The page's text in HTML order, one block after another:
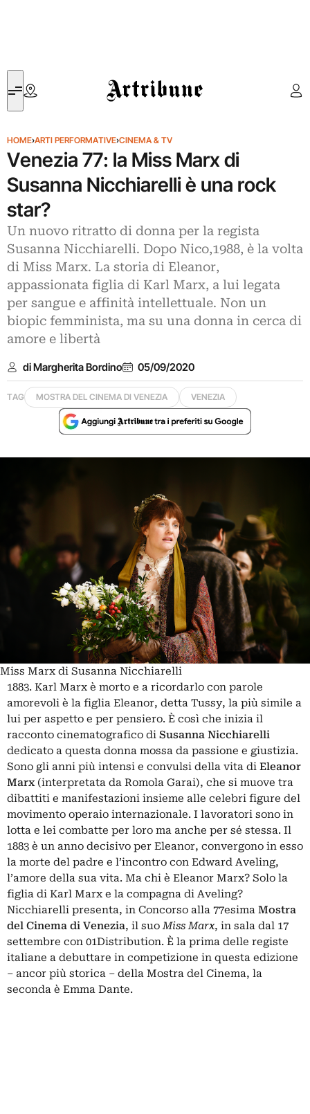
Artribune
HOME›ARTI PERFORMATIVE›CINEMA & TV
Venezia 77: la Miss Marx di
Susanna Nicchiarelli è una rock
star?
Un nuovo ritratto di donna per la regista
Susanna Nicchiarelli. Dopo Nico,1988, è la volta
di Miss Marx. La storia di Eleanor,
appassionata figlia di Karl Marx, a lui legata
per sangue e affinità intellettuale. Non un
biopic femminista, ma su una donna in cerca di
amore e libertà
di Margherita Bordino 05/09/2020
TAG MOSTRA DEL CINEMA DI VENEZIA VENEZIA
Miss Marx di Susanna Nicchiarelli
1883. Karl Marx è morto e a ricordarlo con parole
amorevoli è la figlia Eleanor, detta Tussy, la più simile a
lui per aspetto e per pensiero. È così che inizia il
racconto cinematografico di Susanna Nicchiarelli
dedicato a questa donna mossa da passione e giustizia.
Sono gli anni più intensi e convulsi della vita di Eleanor
Marx (interpretata da Romola Garai), che si muove tra
dibattiti e manifestazioni insieme alle celebri figure del
movimento operaio internazionale. I lavoratori sono in
lotta e lei combatte per loro ma anche per sé stessa. Il
1883 è un anno decisivo per Eleanor, convergono in esso
la morte del padre e l’incontro con Edward Aveling,
l’amore della sua vita. Ma chi è Eleanor Marx? Solo la
figlia di Karl Marx e la compagna di Aveling?
Nicchiarelli presenta, in Concorso alla 77esima Mostra
del Cinema di Venezia, il suoMiss Marx, in sala dal 17
settembre con 01Distribution. È la prima delle registe
italiane a debuttare in competizione in questa edizione
– ancor più storica – della Mostra del Cinema, la
seconda è Emma Dante.